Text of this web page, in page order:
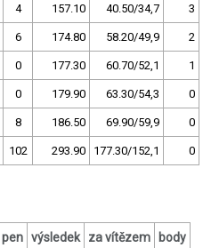
4 157.10 40.50/34,7 3
6 174.80 58.20/49,9 2
0 177.30 60.70/52,1 1
0 179.90 63.30/54,3 0
8 186.50 69.90/59,9 0
102 293.90 177.30/152,1 0
pen výsledek
za vítězem
body